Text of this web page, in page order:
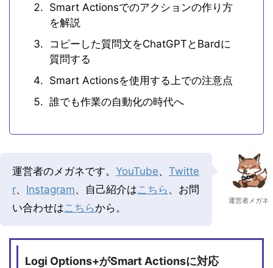
Smart Actionsでのアクションの作り方
を解説
コピーした質問文をChatGPTとBardに
質問する
Smart Actionsを使用する上での注意点
誰でも作業の自動化の時代へ
運営者のメガネです。 YouTube、 Twitte
r、 Instagram、自己紹介はこちら 、お問
い合わせはこちらから。
運営者メガネ
Logi Options+がSmart Actionsに対応